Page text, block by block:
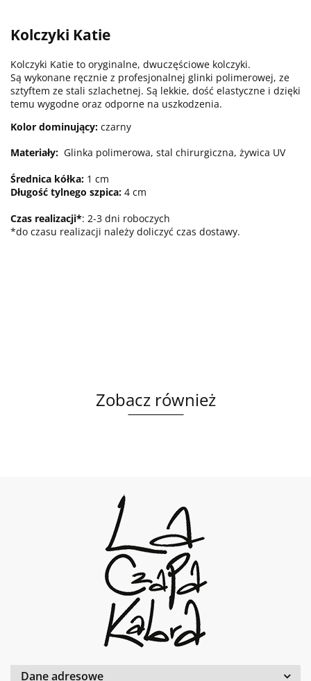
Kolczyki Katie
Kolczyki Katie to oryginalne, dwuczęściowe kolczyki.
Są wykonane ręcznie z profesjonalnej glinki polimerowej, ze
sztyftem ze stali szlachetnej. Są lekkie, dość elastyczne i dzięki
temu wygodne oraz odporne na uszkodzenia.
Kolor dominujący: czarny
Materiały: Glinka polimerowa, stal chirurgiczna, żywica UV
Średnica kółka: 1 cm
Długość tylnego szpica: 4 cm
Czas realizacji*: 2-3 dni roboczych
*do czasu realizacji należy doliczyć czas dostawy.
Zobacz również
Dane adresowe